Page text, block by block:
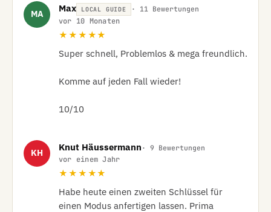
MA
Max LOCAL GUIDE · 11 Bewertungen
vor 10 Monaten
★★★★★
Super schnell, Problemlos & mega freundlich.
Komme auf jeden Fall wieder!
10/10
KH
Knut Häussermann · 9 Bewertungen
vor einem Jahr
★★★★★
Habe heute einen zweiten Schlüssel für
einen Modus anfertigen lassen. Prima